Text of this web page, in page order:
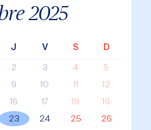
2025
J V S
D
2 3 4
5
9 10 11
12
16 17 18
19
23 24 25
26